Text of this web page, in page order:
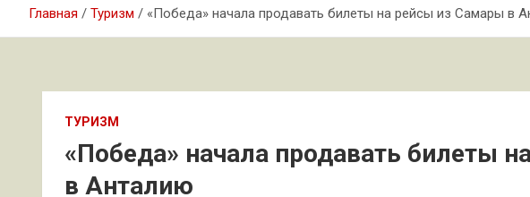
Главная Туризм «Победа» начала продавать билеты на рейсы из Самары в
ТУРИЗМ
«Победа» начала продавать билеты
в Анталию